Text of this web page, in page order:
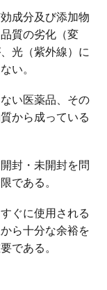
と自体による楽
条件付けによる
な変化（自然
用されるべきで
成分及び添加物
質の劣化（変
光（紫外線）に
い。
い医薬品、その
から成っている
封・未開封を問
である。
ぐに使用される
ら十分な余裕を
である。